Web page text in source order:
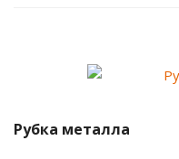
Рубка металла